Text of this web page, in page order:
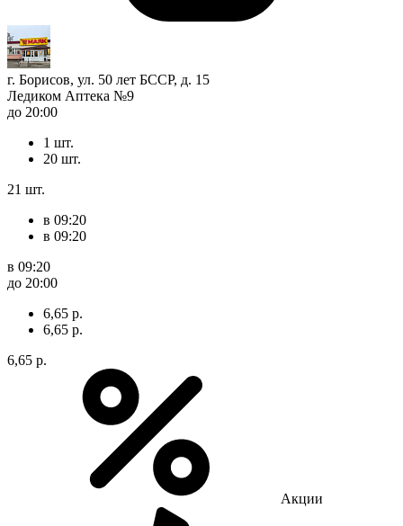
г. Борисов, ул. 50 лет БССР, д. 15
Ледиком Аптека №9
до 20:00
1 шт.
20 шт.
21 шт.
в 09:20
в 09:20
в 09:20
до 20:00
6,65 р.
6,65 р.
6,65 р.
Акции